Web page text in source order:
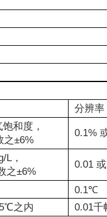
分辨率
和度，
之±6%
0.1%
L，
之±6%
0.01
0.1℃
之内 0.01千